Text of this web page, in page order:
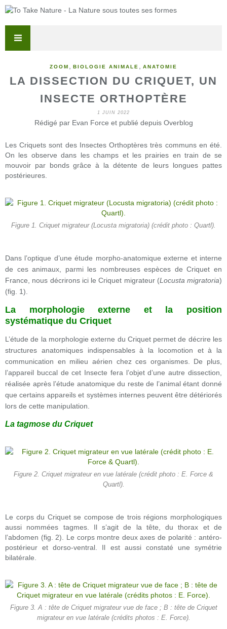
ZOOM BIOLOGIE ANIMALE ANATOMIE
LA DISSECTION DU CRIQUET, UN
INSECTE ORTHOPTÈRE
1 JUIN 2022
Rédigé par Evan Force et publié depuis Overblog
Les Criquets sont des Insectes Orthoptères très communs en été.
On les observe dans les champs et les prairies en train de se
mouvoir par bonds grâce à la détente de leurs longues pattes
postérieures.
Figure 1. Criquet migrateur (Locusta migratoria) (crédit photo : Quartl).
Dans l’optique d’une étude morpho-anatomique externe et interne
de ces animaux, parmi les nombreuses espèces de Criquet en
France, nous décrirons ici le Criquet migrateur (Locusta migratoria)
(fig. 1).
La morphologie externe et la position
systématique du Criquet
L’étude de la morphologie externe du Criquet permet de décrire les
structures anatomiques indispensables à la locomotion et à la
communication en milieu aérien chez ces organismes. De plus,
l’appareil buccal de cet Insecte fera l’objet d’une autre dissection,
réalisée après l’étude anatomique du reste de l’animal étant donné
que certains appareils et systèmes internes peuvent être détériorés
lors de cette manipulation.
La tagmose du Criquet
Figure 2. Criquet migrateur en vue latérale (crédit photo : E. Force &
Quartl).
Le corps du Criquet se compose de trois régions morphologiques
aussi nommées tagmes. Il s’agit de la tête, du thorax et de
l’abdomen (fig. 2). Le corps montre deux axes de polarité : antéro-
postérieur et dorso-ventral. Il est aussi constaté une symétrie
bilatérale.
Figure 3. A : tête de Criquet migrateur vue de face ; B : tête de Criquet
migrateur en vue latérale (crédits photos : E. Force).